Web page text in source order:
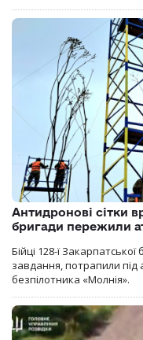
Антидронові сітки
бригади пережили
Бійці 128-ї
завдання, потрапили під
безпілотника «Молнія».